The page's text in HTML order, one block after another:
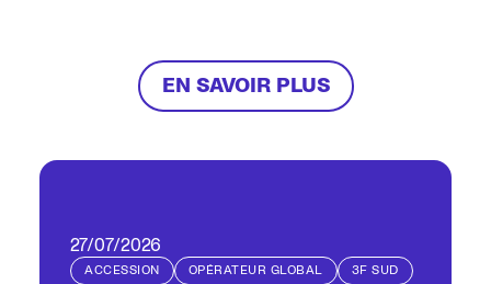
de la biodiversité améliore la qualité de
vie au sein de nos résidences. Cette
approche s’accompagne
de tranquillité résidentielle, en
EN SAVOIR PLUS
27/07/2026
ACCESSION OPÉRATEUR GLOBAL 3F SUD